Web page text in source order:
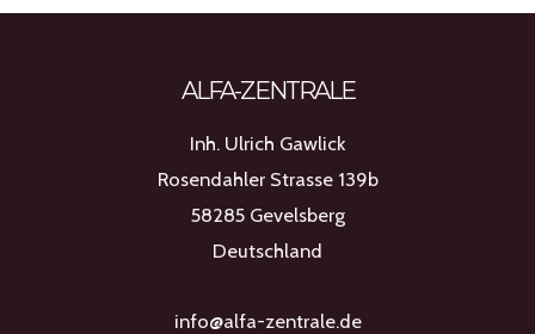
ALFA-ZENTRALE
Inh. Ulrich Gawlick
Rosendahler Strasse 139b
58285 Gevelsberg
Deutschland
info@alfa-zentrale.de